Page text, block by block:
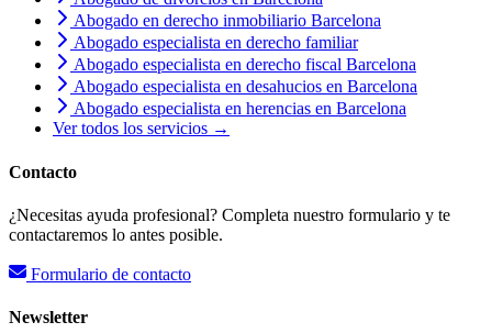
Abogado en derecho inmobiliario Barcelona
Abogado especialista en derecho familiar
Abogado especialista en derecho fiscal Barcelona
Abogado especialista en desahucios en Barcelona
Abogado especialista en herencias en Barcelona
Ver todos los servicios →
Contacto
¿Necesitas ayuda profesional? Completa nuestro formulario y te
contactaremos lo antes posible.
Formulario de contacto
Newsletter